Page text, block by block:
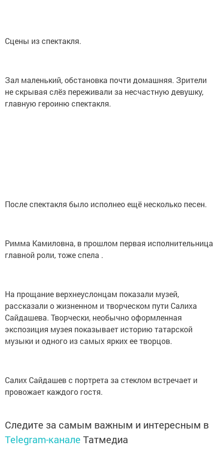
Сцены из спектакля.
Зал маленький, обстановка почти домашняя. Зрители
не скрывая слёз переживали за несчастную девушку,
главную героиню спектакля.
После спектакля было исполнео ещё несколько песен.
Римма Камиловна, в прошлом первая исполнительница
главной роли, тоже спела .
На прощание верхнеуслонцам показали музей,
рассказали о жизненном и творческом пути Салиха
Сайдашева. Творчески, необычно оформленная
экспозиция музея показывает историю татарской
музыки и одного из самых ярких ее творцов.
Салих Сайдашев с портрета за стеклом встречает и
провожает каждого гостя.
Следите за самым важным и интересным в
Telegram-канале Татмедиа